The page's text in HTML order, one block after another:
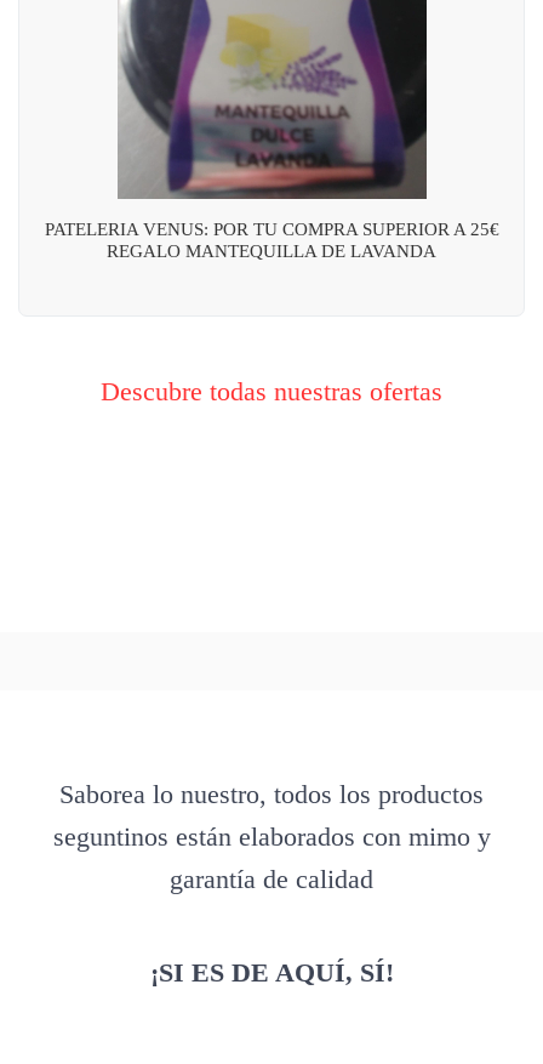
PATELERIA VENUS: POR TU COMPRA SUPERIOR A 25€
REGALO MANTEQUILLA DE LAVANDA
Descubre todas nuestras ofertas
Saborea lo nuestro, todos los productos
seguntinos están elaborados con mimo y
garantía de calidad
¡SI ES DE AQUÍ, SÍ!